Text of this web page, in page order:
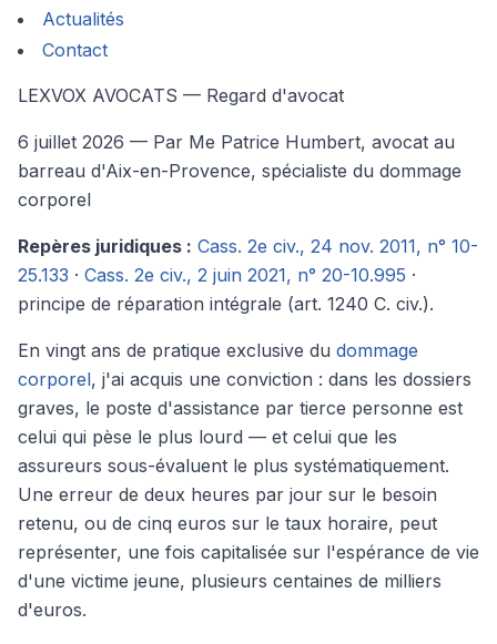
Actualités
Contact
LEXVOX AVOCATS — Regard d'avocat
6 juillet 2026 — Par Me Patrice Humbert, avocat au
barreau d'Aix-en-Provence, spécialiste du dommage
corporel
Repères juridiques : Cass. 2e civ., 24 nov. 2011, n° 10-
25.133 · Cass. 2e civ., 2 juin 2021, n° 20-10.995 ·
principe de réparation intégrale (art. 1240 C. civ.).
En vingt ans de pratique exclusive du dommage
corporel, j'ai acquis une conviction : dans les dossiers
graves, le poste d'assistance par tierce personne est
celui qui pèse le plus lourd — et celui que les
assureurs sous-évaluent le plus systématiquement.
Une erreur de deux heures par jour sur le besoin
retenu, ou de cinq euros sur le taux horaire, peut
représenter, une fois capitalisée sur l'espérance de vie
d'une victime jeune, plusieurs centaines de milliers
d'euros.